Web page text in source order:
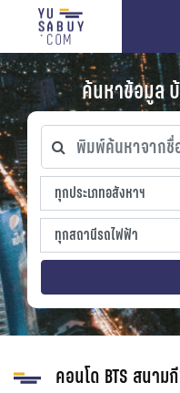
ค้นหาข้อมูล
พิมพ์ค้นหาจากชื่อโค
ทุกประเภทอสังหาฯ
ทุกประเภทอสังหาฯ
sproperty
ทุกทำเลที่ตั้ง
ทุกสถานีรถไฟฟ้า
ทุกสถานีรถไฟฟ้า
strain-station
ทุกช่วงราคา
คอนโด BTS สนา